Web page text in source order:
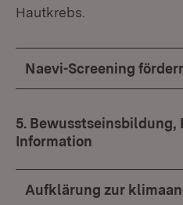
Hautkrebs.
Naevi-Screening
5. Bewusstseinsbildung,
Information
Aufklärung zur